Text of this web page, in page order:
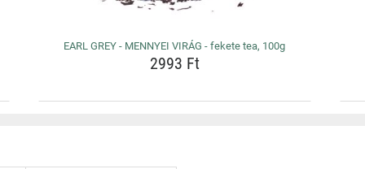
EARL GREY - MENNYEI VIRÁG - fekete tea, 100g
2993 Ft